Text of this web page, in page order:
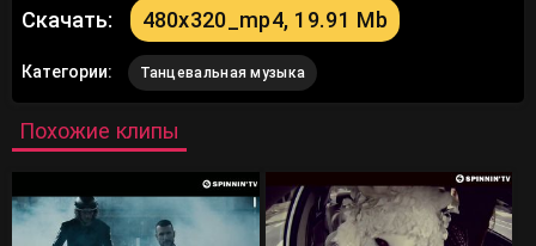
Скачать: 480x320_mp4, 19.91 Mb
Категории: Танцевальная музыка
Похожие клипы